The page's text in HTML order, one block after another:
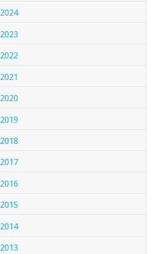
2024
2023
2022
2021
2020
2019
2018
2017
2016
2015
2014
2013